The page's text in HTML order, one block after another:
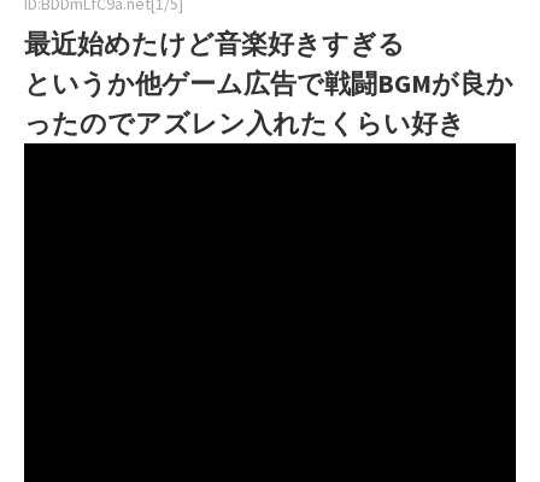
最近始めたけど音楽好きすぎる
というか他ゲーム広告で戦闘BGMが良か
ったのでアズレン入れたくらい好き